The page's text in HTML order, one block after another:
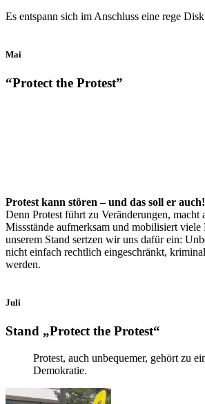
Es entspann sich im Anschluss eine rege
Mai
“Protect the Protest”
Protest kann stören – und das soll er auch!
Denn Protest führt zu Veränderungen, macht
Missstände aufmerksam und mobilisiert
unserem Stand sertzen wir uns dafür ein:
nicht einfach rechtlich eingeschränkt,
werden.
Juli
Stand „Protect the Protest“
Protest, auch unbequemer, gehört zu
Demokratie.